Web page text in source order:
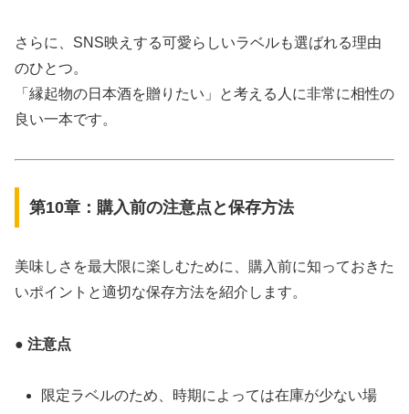
さらに、SNS映えする可愛らしいラベルも選ばれる理由
のひとつ。
「縁起物の日本酒を贈りたい」と考える人に非常に相性の
良い一本です。
第10章：購入前の注意点と保存方法
美味しさを最大限に楽しむために、購入前に知っておきた
いポイントと適切な保存方法を紹介します。
● 注意点
限定ラベルのため、時期によっては在庫が少ない場